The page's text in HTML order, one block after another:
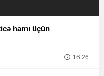
hamı üçün
16:26